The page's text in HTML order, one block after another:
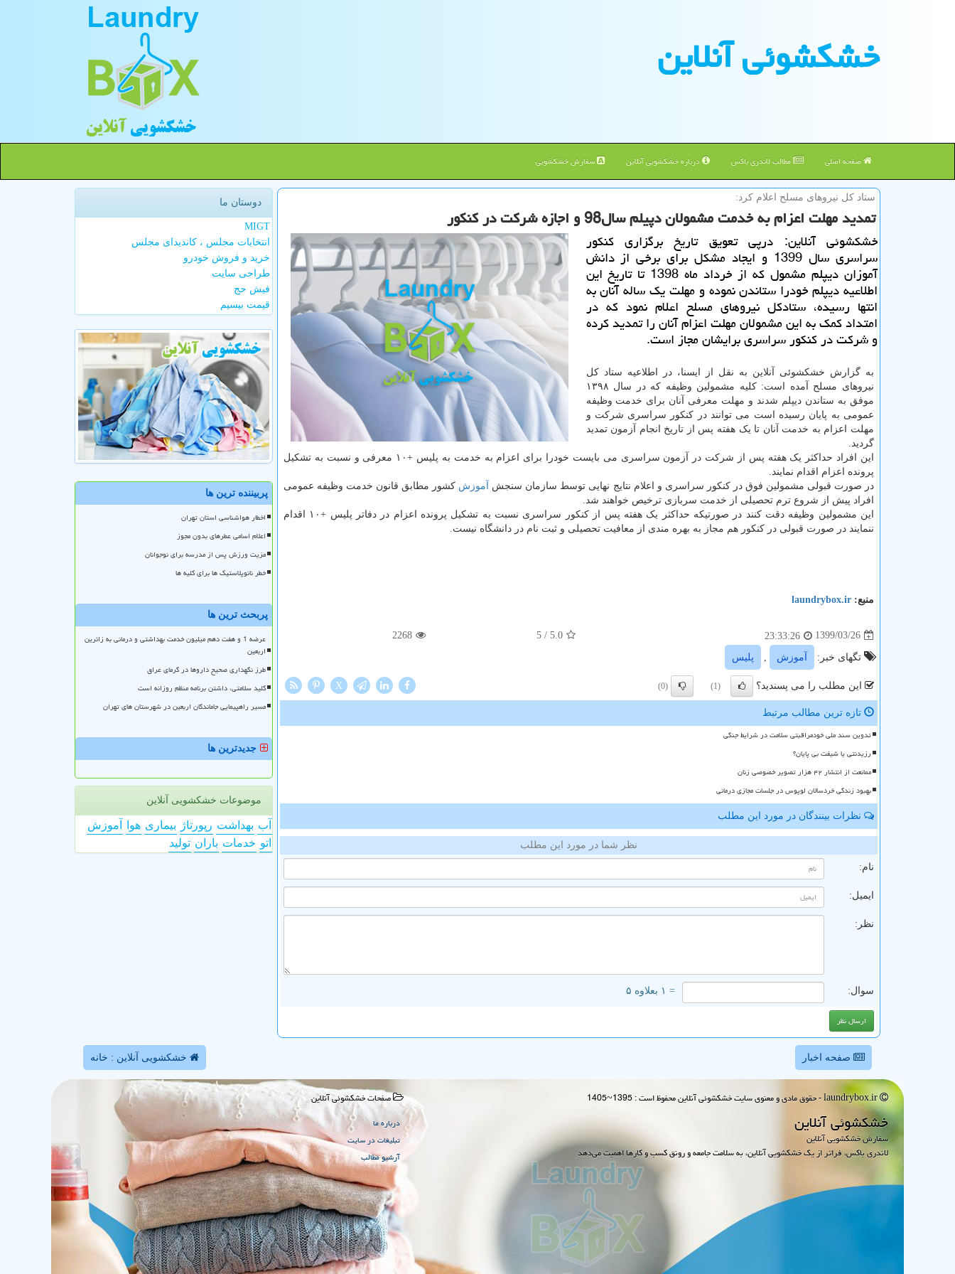
خشكشوئی آنلاین
صفحه اصلی مطالب لاندری باکس درباره خشکشویی آنلاین سفارش خشکشویی
ستاد كل نیروهای مسلح اعلام كرد:
تمدید مهلت اعزام به خدمت مشمولان دپیلم سال98 و اجازه شركت در كنكور
خشكشوئی آنلاین: درپی تعویق تاریخ برگزاری كنكور
سراسری سال 1399 و ایجاد مشكل برای برخی از دانش
آموزان دیپلم مشمول كه از خرداد ماه 1398 تا تاریخ این
اطلاعیه دیپلم خودرا ستاندن نموده و مهلت یك ساله آنان به
انتها رسیده، ستادكل نیروهای مسلح اعلام نمود كه در
امتداد كمك به این مشمولان مهلت اعزام آنان را تمدید كرده
و شركت در كنكور سراسری برایشان مجاز است.
به گزارش خشکشوئی آنلاین به نقل از ایسنا، در اطلاعیه ستاد کل
نیروهای مسلح آمده است: کلیه مشمولین وظیفه که در سال ۱۳۹۸
موفق به ستاندن دیپلم شدند و مهلت معرفی آنان برای خدمت وظیفه
عمومی به پایان رسیده است می توانند در کنکور سراسری شرکت و
مهلت اعزام به خدمت آنان تا یک هفته پس از تاریخ انجام آزمون تمدید
گردید.
این افراد حداکثر یک هفته پس از شرکت در آزمون سراسری می بایست خودرا برای اعزام به خدمت به پلیس +۱۰ معرفی و نسبت به تشکیل
پرونده اعزام اقدام نمایند.
در صورت قبولی مشمولین فوق در کنکور سراسری و اعلام نتایج نهایی توسط سازمان سنجش
آموزش کشور مطابق قانون خدمت وظیفه عمومی
افراد پیش از شروع ترم تحصیلی از خدمت سربازی ترخیص خواهند شد.
این مشمولین وظیفه دقت کنند در صورتیکه حداکثر یک هفته پس از کنکور سراسری نسبت به تشکیل پرونده اعزام در دفاتر پلیس +۱۰ اقدام
ننمایند در صورت قبولی در کنکور هم مجاز به بهره مندی از معافیت تحصیلی و ثبت نام در دانشگاه نیست.
منبع: laundrybox.ir
1399/03/26
23:33:26
5.0
/ 5
2268
تگهای خبر: آموزش پلیس
این مطلب را می پسندید؟ (1)
(0)
X
تازه ترین مطالب مرتبط
تدوین سند ملی خودمراقبتی سلامت در شرایط جنگی
رزیدنتی یا شیفت بی پایان؟
ممانعت از انتشار ۴۲ هزار تصویر خصوصی زنان
بهبود زندگی خردسالان لوپوس در جلسات مجازی درمانی
نظرات بینندگان در مورد این مطلب
نظر شما در مورد این مطلب
نام:
ایمیل:
نظر:
سوال: = ۱ بعلاوه ۵
دوستان ما
MIGT
انتخابات مجلس ، کاندیدای مجلس
خرید و فروش خودرو
طراحی سایت
فیش حج
قیمت بیسیم
پربیننده ترین ها
اخطار هواشناسی استان تهران
اعلام اسامی عطرهای بدون مجوز
مزیت ورزش پس از مدرسه برای نوجوانان
خطر نانوپلاستیک ها برای کلیه ها
پربحث ترین ها
عرضه 1 و هفت دهم میلیون خدمت بهداشتی و درمانی به زائرین
اربعین
طرز نگهداری صحیح داروها در گرمای عراق
کلید سلامتی، داشتن برنامه منظم روزانه است
مسیر راهپیمایی جاماندگان اربعین در شهرستان های تهران
جدیدترین ها
موضوعات خشکشویی آنلاین
آب بهداشت رپورتاژ بیماری هوا
آموزش
اتو خدمات باران تولید
صفحه اخبار خشکشویی آنلاین : خانه
laundrybox.ir - حقوق مادی و معنوی سایت خشكشوئی آنلاین محفوظ است : 1395~1405
خشكشوئی آنلاین
سفارش خشکشویی آنلاین
لاندری باکس، فراتر از یک خشکشویی آنلاین، به سلامت جامعه و رونق کسب و کارها اهمیت می‌دهد
صفحات خشكشوئی آنلاین
درباره ما
تبلیغات در سایت
آرشیو مطالب